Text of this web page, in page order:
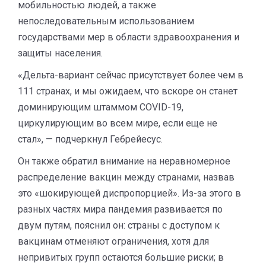
мобильностью людей, а также
непоследовательным использованием
государствами мер в области здравоохранения и
защиты населения.
«Дельта-вариант сейчас присутствует более чем в
111 странах, и мы ожидаем, что вскоре он станет
доминирующим штаммом COVID-19,
циркулирующим во всем мире, если еще не
стал», — подчеркнул Гебрейесус.
Он также обратил внимание на неравномерное
распределение вакцин между странами, назвав
это «шокирующей диспропорцией». Из-за этого в
разных частях мира пандемия развивается по
двум путям, пояснил он: страны с доступом к
вакцинам отменяют ограничения, хотя для
непривитых групп остаются большие риски; в